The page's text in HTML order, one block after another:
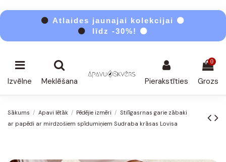
⚫ Atlaides jaunajai kolekcijai ⚫
⚫
līdz -30%! ⚫
Izvēlne Meklēšana Pierakstīties
0
Grozs
Sākums Apavi lētāk Pēdējie izmēri
Stilīgasrnas garie zābaki
ar papēdi ar mirdzošiem spīdumiņiem Sudraba krāsas Lovisa